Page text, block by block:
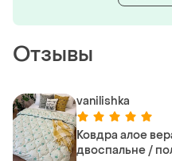
Отзывы
vanilishka
Ковдра алое
двоспальне /